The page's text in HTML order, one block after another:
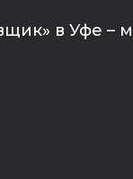
в Уфе –